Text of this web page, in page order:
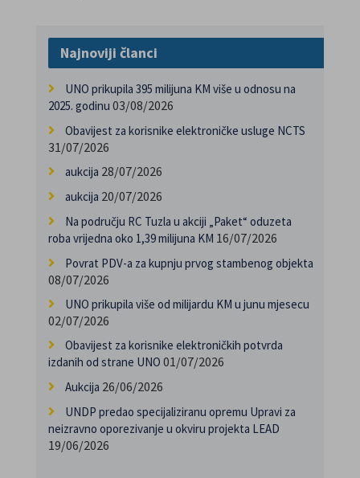
Najnoviji članci
UNO prikupila 395 milijuna KM više u odnosu na
2025. godinu 03/08/2026
Obavijest za korisnike elektroničke usluge NCTS
31/07/2026
aukcija 28/07/2026
aukcija 20/07/2026
Na području RC Tuzla u akciji „Paket“ oduzeta
roba vrijedna oko 1,39 milijuna KM 16/07/2026
Povrat PDV-a za kupnju prvog stambenog objekta
08/07/2026
UNO prikupila više od milijardu KM u junu mjesecu
02/07/2026
Obavijest za korisnike elektroničkih potvrda
izdanih od strane UNO 01/07/2026
Aukcija 26/06/2026
UNDP predao specijaliziranu opremu Upravi za
neizravno oporezivanje u okviru projekta LEAD
19/06/2026